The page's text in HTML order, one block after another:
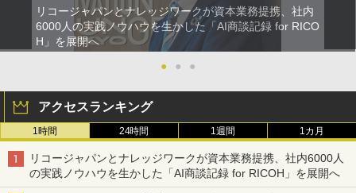
リコージャパンとナレッジワークが資本業務提携、社内
6000人の実践ノウハウを生かした「AI商談記録 for RICO
H」を展開へ
●
● ●
アクセスランキング
1時間 24時間 1週間 1カ月
リコージャパンとナレッジワークが資本業務提携、社内6000人
の実践ノウハウを生かした「AI商談記録 for RICOH」を展開へ